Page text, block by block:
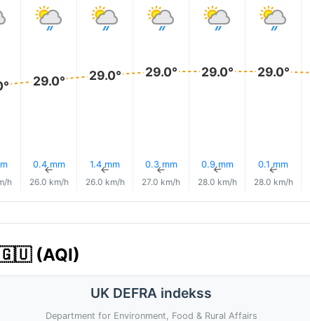
h
29.0°
0.4 mm
↑
26.0 km/h
29.0°
1.4 mm
↑
26.0 km/h
29.0°
0.3 mm
↑
27.0 km/h
29.0°
0.9 mm
↑
28.0 km/h
29.0°
0.1 mm
↑
28.0 km/h
🇬🇺 (AQI)
UK DEFRA indekss
Department for Environment, Food & Rural Affairs